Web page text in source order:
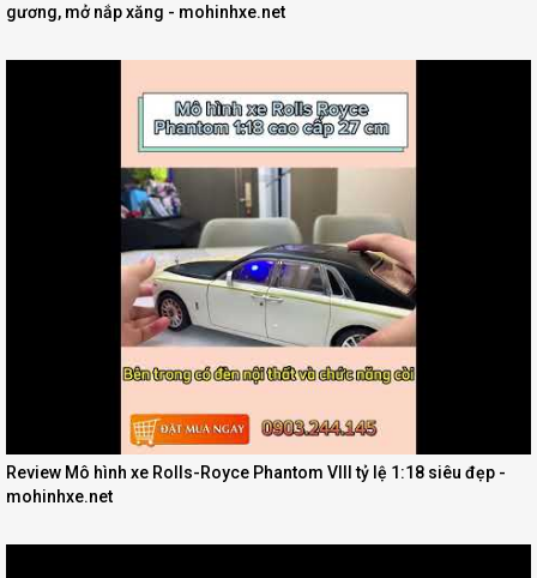
gương, mở nắp xăng - mohinhxe.net
Review Mô hình xe Rolls-Royce Phantom VIII tỷ lệ 1:18 siêu đẹp -
mohinhxe.net